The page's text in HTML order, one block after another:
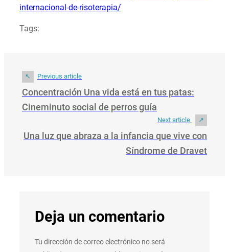
internacional-de-risoterapia/
Tags:
Previous article
Concentración Una vida está en tus patas:
Cineminuto social de perros guía
Next article
Una luz que abraza a la infancia que vive con
Síndrome de Dravet
Deja un comentario
Tu dirección de correo electrónico no será